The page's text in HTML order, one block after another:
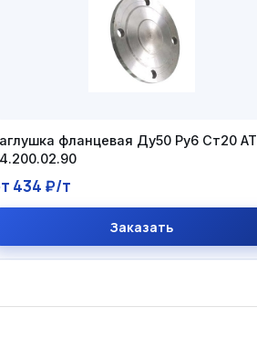
фланцевая Ду50 Ру6 Ст20
434 ₽/т
Заказать